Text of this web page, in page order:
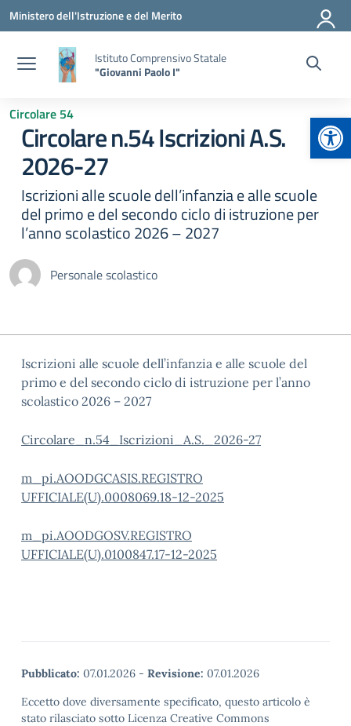
Vai ai contenuti
Vai al menu di navigazione
Vai al footer
Ministero dell'Istruzione e del Merito
Istituto Comprensivo Statale
"Giovanni Paolo I"
Circolare 54
Circolare n.54 Iscrizioni A.S.
2026-27
Iscrizioni alle scuole dell’infanzia e alle scuole
del primo e del secondo ciclo di istruzione per
l’anno scolastico 2026 – 2027
Personale scolastico
Iscrizioni alle scuole dell’infanzia e alle scuole del
primo e del secondo ciclo di istruzione per l’anno
scolastico 2026 – 2027
Circolare_n.54_Iscrizioni_A.S._2026-27
m_pi.AOODGCASIS.REGISTRO
UFFICIALE(U).0008069.18-12-2025
m_pi.AOODGOSV.REGISTRO
UFFICIALE(U).0100847.17-12-2025
Pubblicato: 07.01.2026 - Revisione: 07.01.2026
Eccetto dove diversamente specificato, questo articolo è
stato rilasciato sotto Licenza Creative Commons